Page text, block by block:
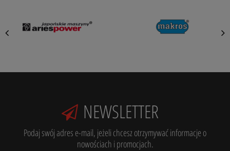
NEWSLETTER
Podaj swój adres e-mail, jeżeli chcesz otrzymywać informacje o
nowościach i promocjach.